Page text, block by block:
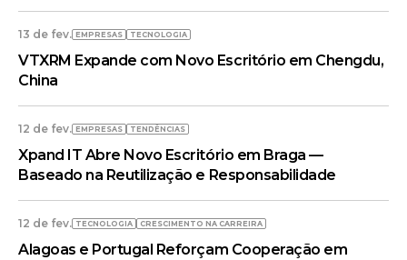
13 de fev. EMPRESAS TECNOLOGIA
VTXRM Expande com Novo Escritório em Chengdu,
China
12 de fev. EMPRESAS TENDÊNCIAS
Xpand IT Abre Novo Escritório em Braga —
Baseado na Reutilização e Responsabilidade
12 de fev. TECNOLOGIA CRESCIMENTO NA CARREIRA
Alagoas e Portugal Reforçam Cooperação em